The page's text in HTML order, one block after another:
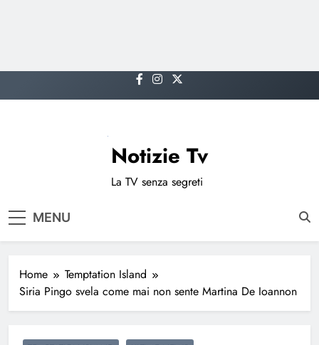
to
Notizie Tv
La TV senza segreti
MENU
Home
Temptation Island
Siria Pingo svela come mai non sente Martina De Ioannon